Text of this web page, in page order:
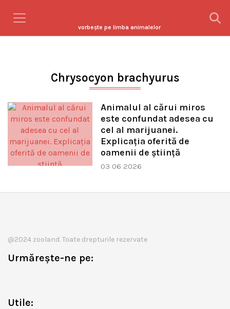
vorbeşte pe limba animalelor
Chrysocyon brachyurus
Animalul al cărui miros
este confundat adesea cu
cel al marijuanei.
Explicația oferită de
oamenii de știință
03 06 2026
@2024 zooland. Toate drepturile rezervate
Urmărește-ne pe:
Utile: